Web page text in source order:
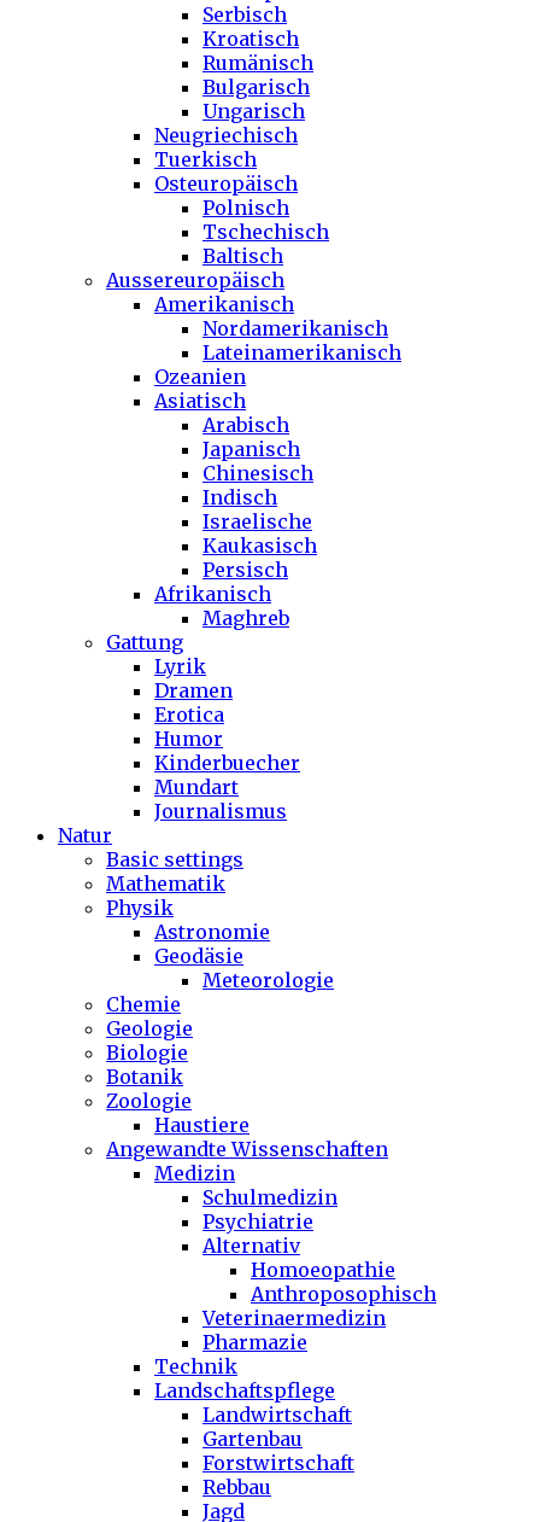
Serbisch
Kroatisch
Rumänisch
Bulgarisch
Ungarisch
Neugriechisch
Tuerkisch
Osteuropäisch
Polnisch
Tschechisch
Baltisch
Aussereuropäisch
Amerikanisch
Nordamerikanisch
Lateinamerikanisch
Ozeanien
Asiatisch
Arabisch
Japanisch
Chinesisch
Indisch
Israelische
Kaukasisch
Persisch
Afrikanisch
Maghreb
Gattung
Lyrik
Dramen
Erotica
Humor
Kinderbuecher
Mundart
Journalismus
Natur
Basic settings
Mathematik
Physik
Astronomie
Geodäsie
Meteorologie
Chemie
Geologie
Biologie
Botanik
Zoologie
Haustiere
Angewandte Wissenschaften
Medizin
Schulmedizin
Psychiatrie
Alternativ
Homoeopathie
Anthroposophisch
Veterinaermedizin
Pharmazie
Technik
Landschaftspflege
Landwirtschaft
Gartenbau
Forstwirtschaft
Rebbau
Jagd